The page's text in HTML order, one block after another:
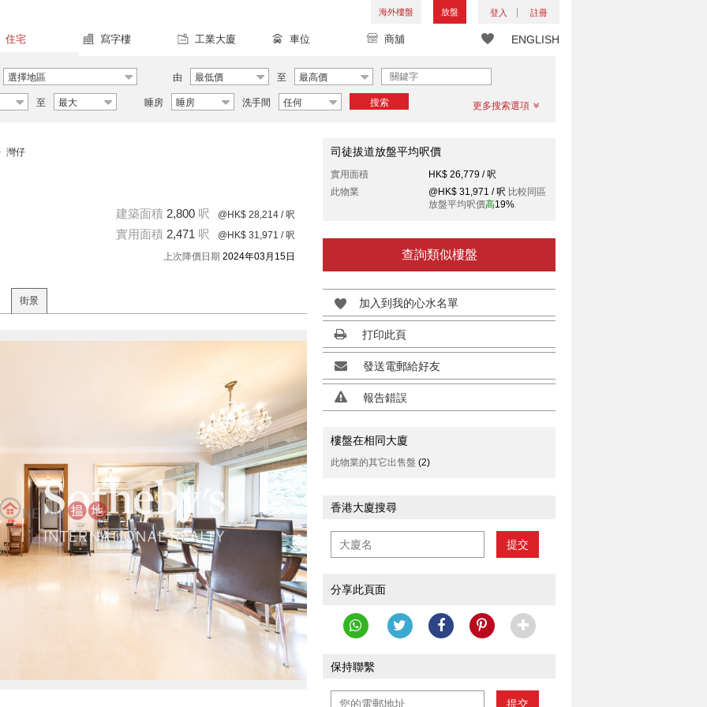
海外樓盤 放盤 登入 註冊
ENGLISH
住宅 寫字樓 工業大廈 車位 商舖
選擇地區 由 最低價 至 最高價
至 最大 睡房 睡房 洗手間 任何 搜索 更多搜索選項
灣仔
建築面積 2,800 呎 @HK$ 28,214 / 呎
實用面積 2,471 呎 @HK$ 31,971 / 呎
上次降價日期 2024年03月15日
街景
>
司徒拔道放盤平均呎價
實用面積
HK$ 26,779 / 呎
此物業
@HK$ 31,971 / 呎 比較同區
放盤平均呎價高19%
查詢類似樓盤
加入到我的心水名單
打印此頁
發送電郵給好友
報告錯誤
樓盤在相同大廈
此物業的其它出售盤 (2)
香港大廈搜尋
提交
分享此頁面
保持聯繫
提交